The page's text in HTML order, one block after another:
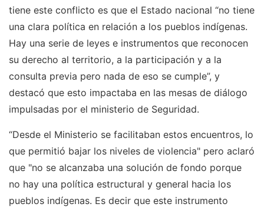
tiene este conflicto es que el Estado nacional “no tiene
una clara política en relación a los pueblos indígenas.
Hay una serie de leyes e instrumentos que reconocen
su derecho al territorio, a la participación y a la
consulta previa pero nada de eso se cumple”, y
destacó que esto impactaba en las mesas de diálogo
impulsadas por el ministerio de Seguridad.
“Desde el Ministerio se facilitaban estos encuentros, lo
que permitió bajar los niveles de violencia" pero aclaró
que "no se alcanzaba una solución de fondo porque
no hay una política estructural y general hacia los
pueblos indígenas. Es decir que este instrumento